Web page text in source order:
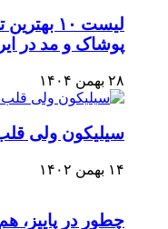
لیست ۱۰
پوشاک و مد در
۲۸ بهمن ۱۴۰۴
سیلیکون ولی قلب
۱۴ بهمن ۱۴۰۲
چطور در پاییز،